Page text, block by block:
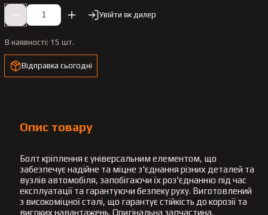
Увійти як дилер
В наявності: 15 шт.
Відправка сьогодні
Опис товару
Болт кріплення є універсальним елементом, що
забезпечує надійне та міцне з'єднання різних деталей та
вузлів автомобіля, запобігаючи їх роз'єднанню під час
експлуатації та гарантуючи безпеку руху. Виготовлений
з високоміцної сталі, що гарантує стійкість до корозії та
високих навантажень. Оригінальна запчастина.